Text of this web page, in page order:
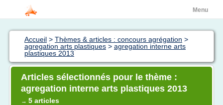
Menu
Accueil > Thèmes & articles : concours agrégation >
agregation arts plastiques > agregation interne arts
plastiques 2013
Articles sélectionnés pour le thème :
agregation interne arts plastiques 2013
→ 5 articles